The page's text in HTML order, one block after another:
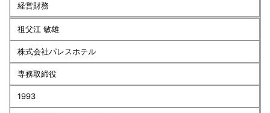
経営財務
祖父江 敏雄
株式会社パレスホテル
専務取締役
1993